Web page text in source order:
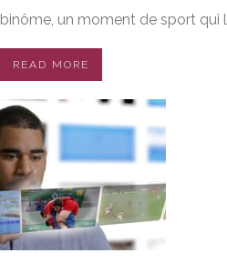
binôme, un moment de sport qui
READ MORE